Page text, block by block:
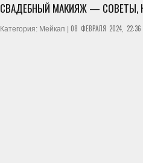
СВАДЕБНЫЙ МАКИЯЖ — СОВЕТЫ,
Категория: Мейкап | 08 ФЕВРАЛЯ 2024, 22:36